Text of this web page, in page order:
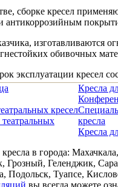
сборке кресел
антикоррозийным
изготавливаются
обивочных
эксплуатации кресел
кресел
Кресла
кресла
Кресла
в города:
Грозный, Геленджик,
Подольск, Туапсе,
вы всегда можете